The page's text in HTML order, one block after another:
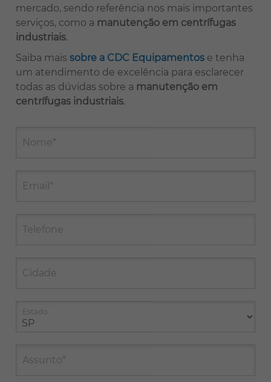
mercado, sendo referência nos mais importantes
serviços, como a manutenção em centrífugas
industriais.
Saiba mais sobre a CDC Equipamentos e tenha
um atendimento de excelência para esclarecer
todas as dúvidas sobre a manutenção em
centrífugas industriais.
Nome*
Email*
Telefone
Cidade
Estado
Assunto*